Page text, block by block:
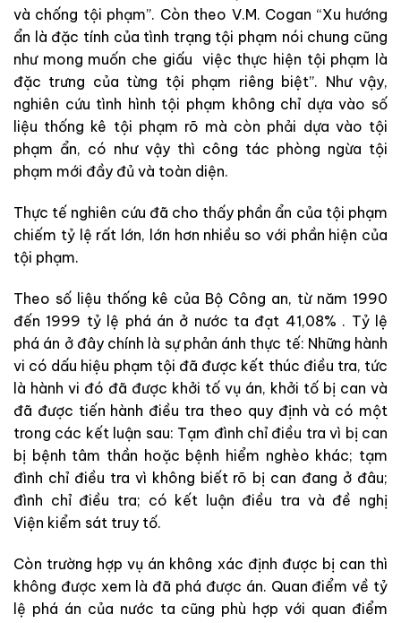
và chống tội phạm”. Còn theo V.M. Cogan “Xu hướng
ẩn là đặc tính của tình trạng tội phạm nói chung cũng
như mong muốn che giấu việc thực hiện tội phạm là
đặc trưng của từng tội phạm riêng biệt”. Như vậy,
nghiên cứu tình hình tội phạm không chỉ dựa vào số
liệu thống kê tội phạm rõ mà còn phải dựa vào tội
phạm ẩn, có như vậy thì công tác phòng ngừa tội
phạm mới đầy đủ và toàn diện.
Thực tế nghiên cứu đã cho thấy phần ẩn của tội phạm
chiếm tỷ lệ rất lớn, lớn hơn nhiều so với phần hiện của
tội phạm.
Theo số liệu thống kê của Bộ Công an, từ năm 1990
đến 1999 tỷ lệ phá án ở nước ta đạt 41,08% . Tỷ lệ
phá án ở đây chính là sự phản ánh thực tế: Những hành
vi có dấu hiệu phạm tội đã được kết thúc điều tra, tức
là hành vi đó đã được khởi tố vụ án, khởi tố bị can và
đã được tiến hành điều tra theo quy định và có một
trong các kết luận sau: Tạm đình chỉ điều tra vì bị can
bị bệnh tâm thần hoặc bệnh hiểm nghèo khác; tạm
đình chỉ điều tra vì không biết rõ bị can đang ở đâu;
đình chỉ điều tra; có kết luận điều tra và đề nghị
Viện kiểm sát truy tố.
Còn trường hợp vụ án không xác định được bị can thì
không được xem là đã phá được án. Quan điểm về tỷ
lệ phá án của nước ta cũng phù hợp với quan điểm